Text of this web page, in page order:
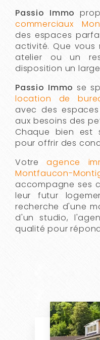
Passio Immo
commerciaux
des espaces
activité. Que vous
atelier ou un
disposition un
Passio Immo se
location de
avec des
aux besoins des
Chaque bien est
pour offrir des
Votreagence
Montfaucon-
accompagne ses
leur futur
recherche d'une
d'un studio,
qualité pour